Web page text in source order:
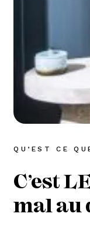
QU’EST CE
C’est
mal au